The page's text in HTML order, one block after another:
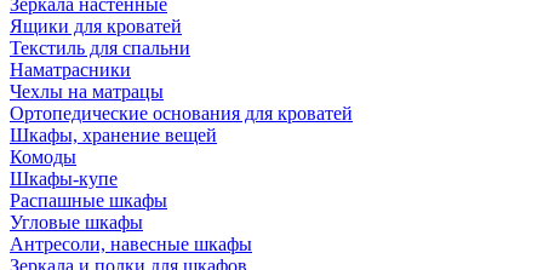
Зеркала настенные
Ящики для кроватей
Текстиль для спальни
Наматрасники
Чехлы на матрацы
Ортопедические основания для кроватей
Шкафы, хранение вещей
Комоды
Шкафы-купе
Распашные шкафы
Угловые шкафы
Антресоли, навесные шкафы
Зеркала и полки для шкафов